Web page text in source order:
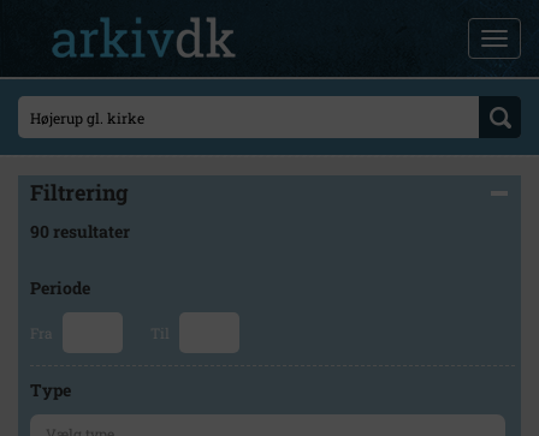
Filtrering
90 resultater
Periode
Fra Til
Type